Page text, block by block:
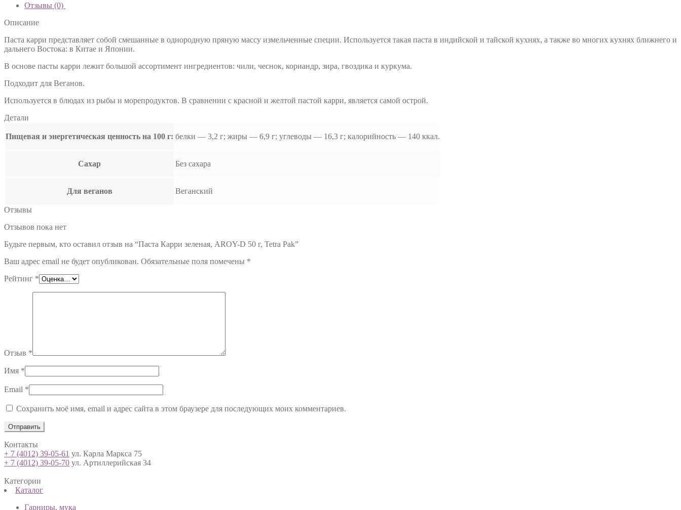
Отзывы (0)
Описание
Паста карри представляет собой смешанные в однородную пряную массу измельченные специи. Используется такая паста в индийской и тайской кухнях, а также во многих кухнях ближнего и
дальнего Востока: в Китае и Японии.
В основе пасты карри лежит большой ассортимент ингредиентов: чили, чеснок, кориандр, зира, гвоздика и куркума.
Подходит для Веганов.
Используется в блюдах из рыбы и морепродуктов. В сравнении с красной и желтой пастой карри, является самой острой.
Детали
Пищевая и энергетическая ценность на 100 г: белки — 3,2 г; жиры — 6,9 г; углеводы — 16,3 г; калорийность — 140 ккал.
Сахар Без сахара
Для веганов Веганский
Отзывы
Отзывов пока нет
Будьте первым, кто оставил отзыв на “Паста Карри зеленая, AROY-D 50 г, Tetra Pak”
Ваш адрес email не будет опубликован. Обязательные поля помечены *
Рейтинг *
Отзыв *
Имя *
Email *
Сохранить моё имя, email и адрес сайта в этом браузере для последующих моих комментариев.
Контакты
+ 7 (4012) 39-05-61 ул. Карла Маркса 75
+ 7 (4012) 39-05-70 ул. Артиллерийская 34
Категории
Каталог
Гарниры, мука